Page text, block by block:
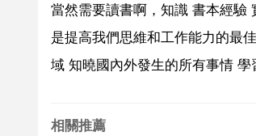
當然需要讀書啊，知識 書本經驗
是提高我們思維和工作能力的最
域 知曉國內外發生的所有事情
相關推薦